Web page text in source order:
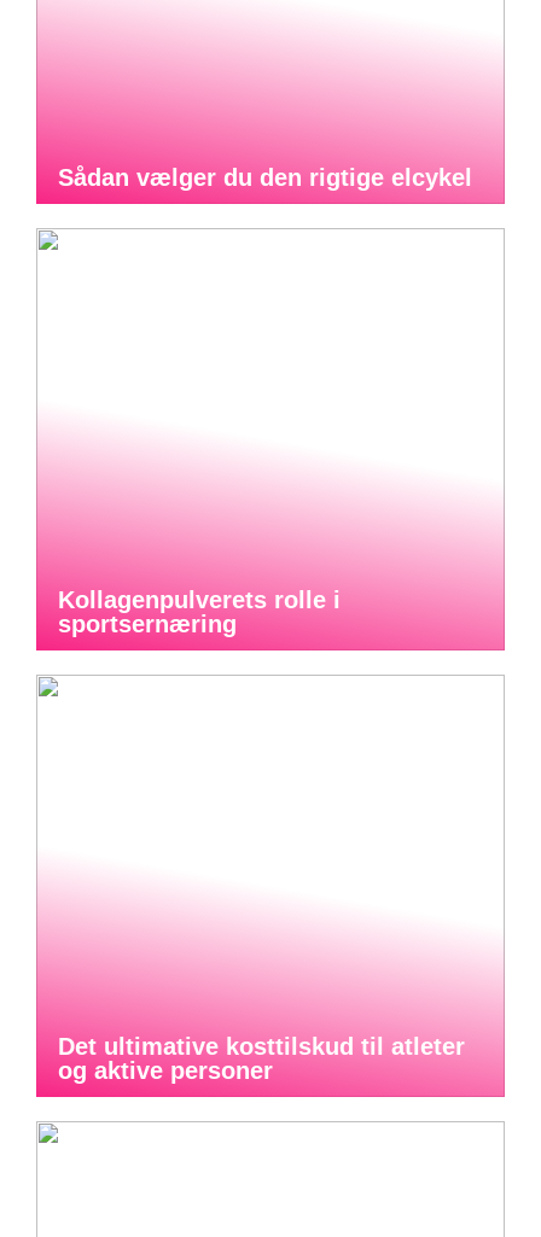
Sådan vælger du den rigtige elcykel
Kollagenpulverets rolle i
sportsernæring
Det ultimative kosttilskud til atleter
og aktive personer